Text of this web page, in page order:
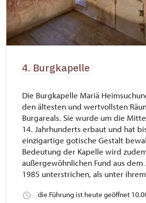
4. Burgkapelle
Die Burgkapelle Mariä
den ältesten und wertvollsten
Burgareals. Sie wurde um die
14. Jahrhunderts erbaut und hat
einzigartige gotische Gestalt
Bedeutung der Kapelle wird
außergewöhnlichen Fund aus dem
1985 unterstrichen, als unter
die Führung ist heute geöffnet